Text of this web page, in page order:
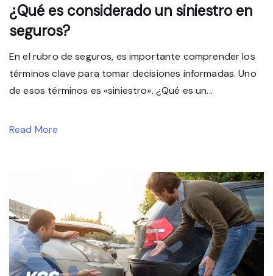
¿Qué es considerado un siniestro en
seguros?
En el rubro de seguros, es importante comprender los
términos clave para tomar decisiones informadas. Uno
de esos términos es «siniestro». ¿Qué es un...
Read More